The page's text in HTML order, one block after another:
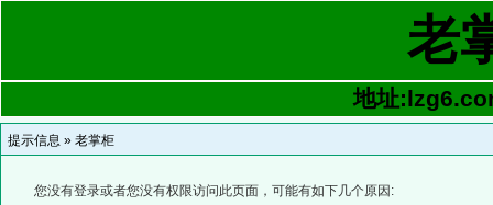
老
地址
提示信息 » 老掌柜
您没有登录或者您没有权限访问此页面，可能有如下几个原因: